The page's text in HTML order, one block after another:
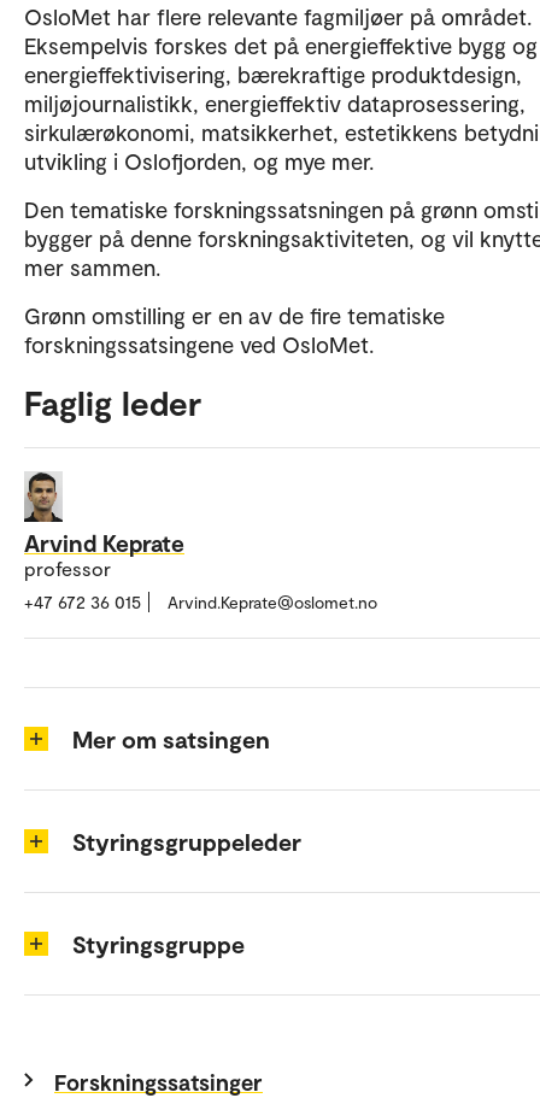
OsloMet har flere relevante fagmiljøer på området.
Eksempelvis forskes det på energieffektive bygg og
energieffektivisering, bærekraftige produktdesign,
miljøjournalistikk, energieffektiv dataprosessering,
sirkulærøkonomi, matsikkerhet, estetikkens
utvikling i Oslofjorden, og mye mer.
Den tematiske forskningssatsningen på grønn
bygger på denne forskningsaktiviteten, og vil
mer sammen.
Grønn omstilling er en av de fire tematiske
forskningssatsingene ved OsloMet.
Faglig leder
Arvind Keprate
professor
+47 672 36 015 Arvind.Keprate@oslomet.no
Mer om satsingen
Styringsgruppeleder
Styringsgruppe
Forskningssatsinger